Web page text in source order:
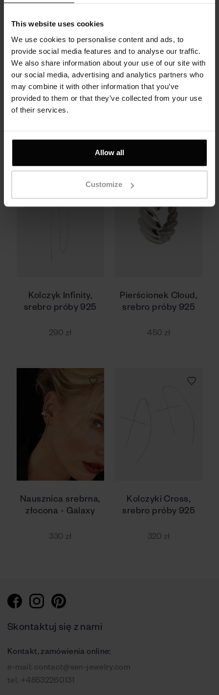
This website uses cookies
We use cookies to personalise content and ads, to
provide social media features and to analyse our traffic.
We also share information about your use of our site with
our social media, advertising and analytics partners who
may combine it with other information that you’ve
provided to them or that they’ve collected from your use
of their services.
Allow all
Customize
warstwą złota. Proces ten
nazywa się pozłacaniem.
Pozłacana biżuteria z srebrem to
dobry wybór dla osób, które cenią
sobie estetykę i jakość, ale chcą
uniknąć kosztów związanych z
biżuterią wykonaną w całości ze
złota.
Related Products
Kolczyk Infinity,
srebro próby 925
290 zł
Pierścionek Cloud,
srebro próby 925
450 zł
Nausznica srebrna,
złocona - Galaxy
330 zł
Kolczyki Cross,
srebro próby 925
320 zł
Skontaktuj się z nami
Kontakt, zamówienia online:
e-mail: contact@sen-jewelry.com
tel. +48532260131